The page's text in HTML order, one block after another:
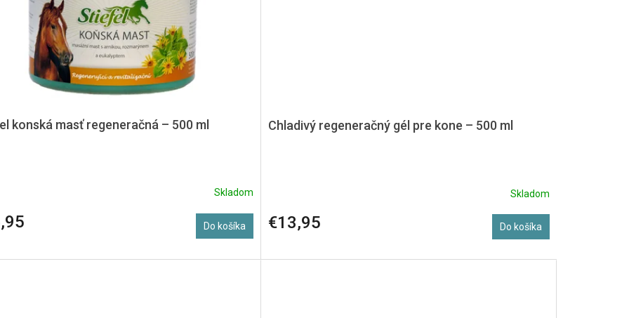
konská masť regeneračná – 500 ml
Skladom
Do košíka
Chladivý regeneračný gél pre kone – 500 ml
Skladom
€13,95 Do košíka